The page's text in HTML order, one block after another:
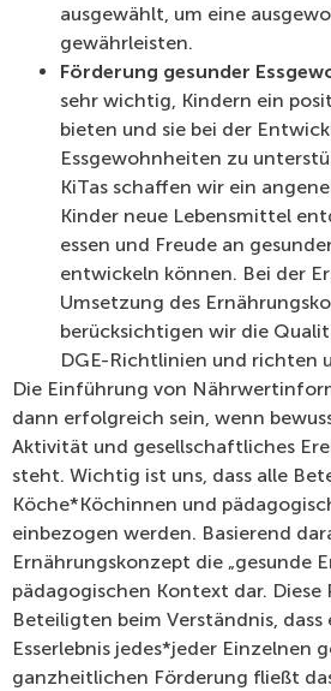
ausgewählt, um eine
gewährleisten.
Förderung gesunder
sehr wichtig, Kindern ein
bieten und sie bei der
Essgewohnheiten zu
KiTas schaffen wir ein
Kinder neue Lebensmittel
essen und Freude an
entwickeln können. Bei der
Umsetzung des
berücksichtigen wir die
DGE-Richtlinien und richten
Die Einführung von
dann erfolgreich sein, wenn
Aktivität und gesellschaftliches
steht. Wichtig ist uns, dass alle
Köche*Köchinnen und
einbezogen werden. Basierend
Ernährungskonzept die „gesunde
pädagogischen Kontext dar. Diese
Beteiligten beim Verständnis, dass
Esserlebnis jedes*jeder Einzelnen
ganzheitlichen Förderung fließt